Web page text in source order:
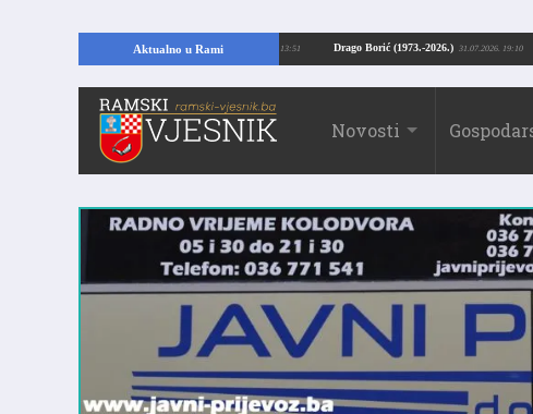
Aktualno u Rami Drago Borić (1973.-2026.)
temelje kuće, pronašao vrijedne arheološke ostatke 24.07.2026. 13:51
Novosti